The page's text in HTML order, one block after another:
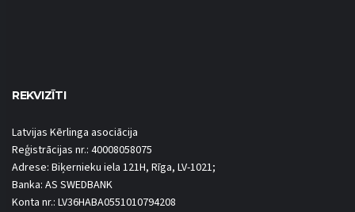
REKVIZĪTI
Latvijas Kērlinga asociācija
Reģistrācijas nr.: 40008058075
Adrese: Biķernieku iela 121H, Rīga, LV-1021;
Banka: AS SWEDBANK
Konta nr.: LV36HABA0551010794208